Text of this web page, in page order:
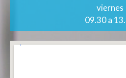
viernes
09.30 a